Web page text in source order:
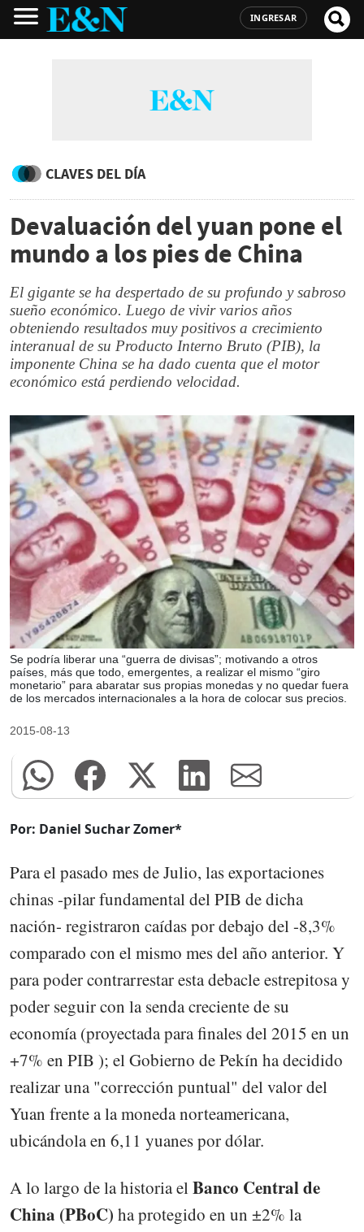
INGRESAR
CLAVES DEL DÍA
Devaluación del yuan pone el
mundo a los pies de China
El gigante se ha despertado de su profundo y sabroso
sueño económico. Luego de vivir varios años
obteniendo resultados muy positivos a crecimiento
interanual de su Producto Interno Bruto (PIB), la
imponente China se ha dado cuenta que el motor
económico está perdiendo velocidad.
Se podría liberar una “guerra de divisas”; motivando a otros
países, más que todo, emergentes, a realizar el mismo “giro
monetario” para abaratar sus propias monedas y no quedar fuera
de los mercados internacionales a la hora de colocar sus precios.
2015-08-13
Por: Daniel Suchar Zomer*
Para el pasado mes de Julio, las exportaciones
chinas -pilar fundamental del PIB de dicha
nación- registraron caídas por debajo del -8,3%
comparado con el mismo mes del año anterior. Y
para poder contrarrestar esta debacle estrepitosa y
poder seguir con la senda creciente de su
economía (proyectada para finales del 2015 en un
+7% en PIB ); el Gobierno de Pekín ha decidido
realizar una "corrección puntual" del valor del
Yuan frente a la moneda norteamericana,
ubicándola en 6,11 yuanes por dólar.
A lo largo de la historia elBanco Central de
China (PBoC) ha protegido en un ±2% la